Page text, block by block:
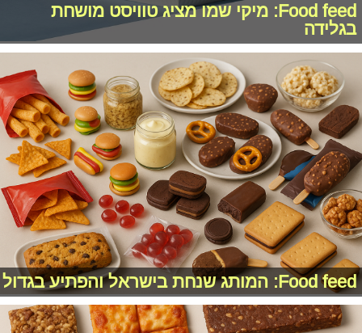
Food feed: מיקי שמו מציג טוויסט מושחת
בגלידה
Food feed: המותג שנחת בישראל והפתיע בגדול